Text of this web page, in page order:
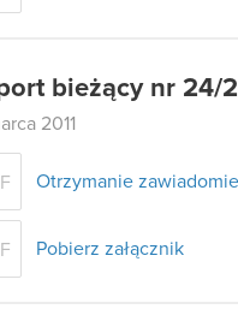
bieżący nr 24/
2011
Otrzymanie
Pobierz załącznik